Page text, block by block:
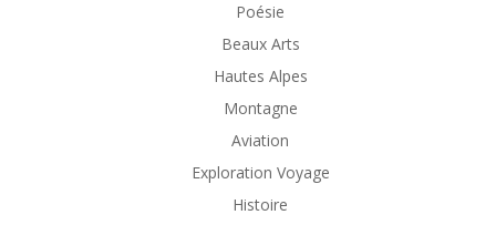
Poésie
Beaux Arts
Hautes Alpes
Montagne
Aviation
Exploration Voyage
Histoire